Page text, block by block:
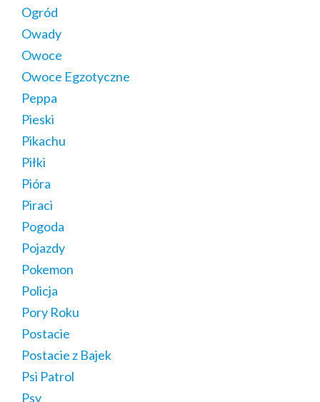
Ogród
Owady
Owoce
Owoce Egzotyczne
Peppa
Pieski
Pikachu
Piłki
Pióra
Piraci
Pogoda
Pojazdy
Pokemon
Policja
Pory Roku
Postacie
Postacie z Bajek
Psi Patrol
Psy